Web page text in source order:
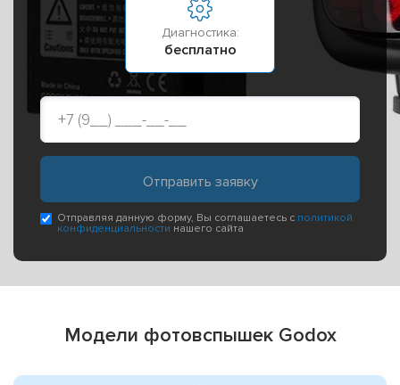
Диагностика:
бесплатно
Отправляя данную форму, Вы соглашаетесь с политикой
конфиденциальности нашего сайта
Модели фотовспышек Godox